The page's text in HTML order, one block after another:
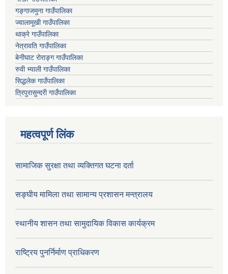
गङ्गाजमुना गाउँपालिका
ज्वालामूखी गाउँपालिका
थाक्रे गाउँपालिका
नेत्रावति गाउँपालिका
बेनीघाट रोराङ्ग गाउँपालिका
रुवी भ्याली गाउँपालिका
सिद्धलेक गाउँपालिका
त्रिपुरासुन्दरी गाउँपालिका
महत्वपूर्ण लिंक
सामाजिक सुरक्षा तथा व्यक्तिगत घटना दर्ता
सङ्घीय मामिला तथा सामान्य प्रशासन मन्त्रालय
स्थानीय शासन तथा सामुदायिक विकास कार्यक्रम
राष्ट्रिय पुनर्निर्माण प्राधिकरण